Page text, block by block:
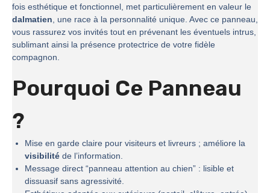
fois esthétique et fonctionnel, met particulièrement en valeur le
dalmatien, une race à la personnalité unique. Avec ce panneau,
vous rassurez vos invités tout en prévenant les éventuels intrus,
sublimant ainsi la présence protectrice de votre fidèle
compagnon.
Pourquoi Ce Panneau
?
Mise en garde claire pour visiteurs et livreurs ; améliore la
visibilité de l’information.
Message direct “panneau attention au chien” : lisible et
dissuasif sans agressivité.